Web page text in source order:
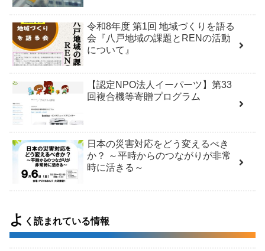
令和8年度 第1回 地域づくりを語る
会『八戸地域の課題とRENの活動
について』
【認定NPO法人イーパーツ】第33
回複合機等寄贈プログラム
日本の災害対応をどう変えるべき
か？ ～平時からのつながりが非常
時に活きる～
よ く読まれている情報